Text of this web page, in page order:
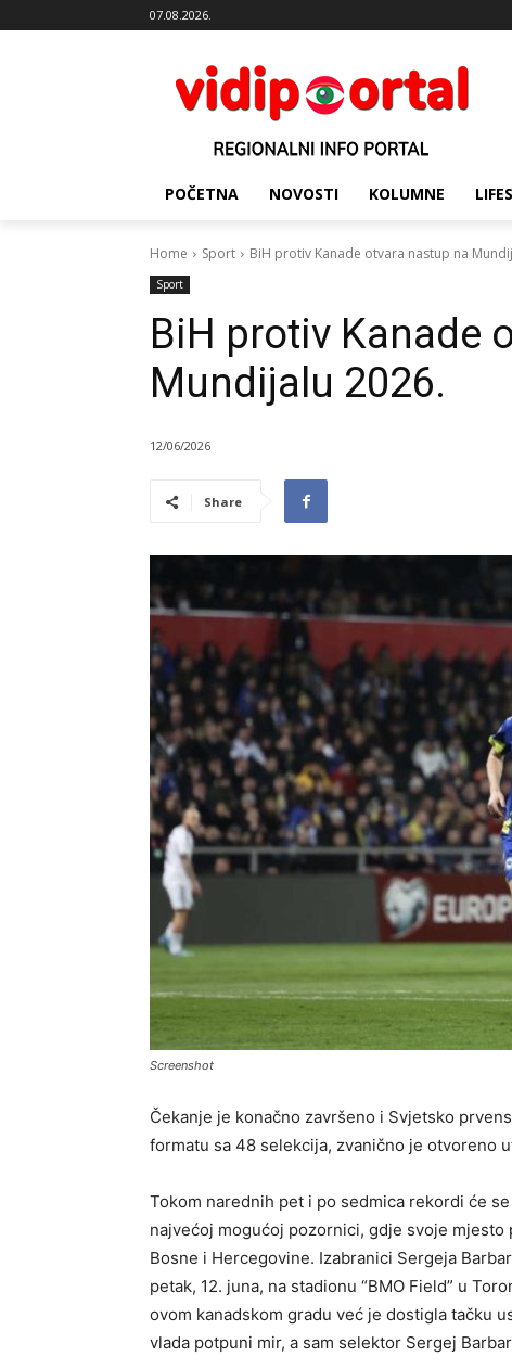
07.08.2026.
POČETNA NOVOSTI KOLUMNE
Home Sport BiH protiv Kanade otvara nastup na
Sport
BiH protiv Kanade
Mundijalu 2026.
12/06/2026
Share
Screenshot
Čekanje je konačno završeno i Svjetsko
formatu sa 48 selekcija, zvanično je otvoreno
Tokom narednih pet i po sedmica rekordi će
najvećoj mogućoj pozornici, gdje svoje
Bosne i Hercegovine. Izabranici Sergeja
petak, 12. juna, na stadionu “BMO Field” u
ovom kanadskom gradu već je dostigla tačku
vlada potpuni mir, a sam selektor Sergej